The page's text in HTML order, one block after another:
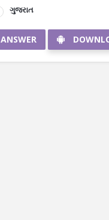
ગુજરાત
ANSWER